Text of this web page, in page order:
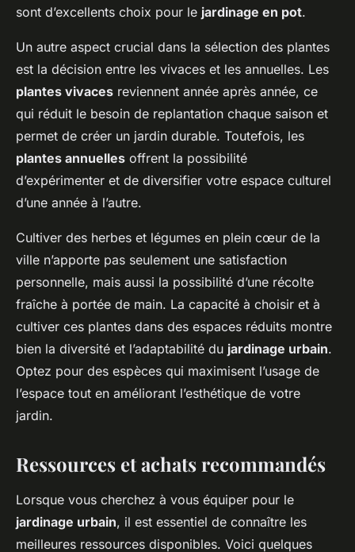
sont d’excellents choix pour le jardinage en pot.
Un autre aspect crucial dans la sélection des plantes
est la décision entre les vivaces et les annuelles. Les
plantes vivaces reviennent année après année, ce
qui réduit le besoin de replantation chaque saison et
permet de créer un jardin durable. Toutefois, les
plantes annuelles offrent la possibilité
d’expérimenter et de diversifier votre espace culturel
d’une année à l’autre.
Cultiver des herbes et légumes en plein cœur de la
ville n’apporte pas seulement une satisfaction
personnelle, mais aussi la possibilité d’une récolte
fraîche à portée de main. La capacité à choisir et à
cultiver ces plantes dans des espaces réduits montre
bien la diversité et l’adaptabilité du jardinage urbain.
Optez pour des espèces qui maximisent l’usage de
l’espace tout en améliorant l’esthétique de votre
jardin.
Ressources et achats recommandés
Lorsque vous cherchez à vous équiper pour le
jardinage urbain, il est essentiel de connaître les
meilleures ressources disponibles. Voici quelques